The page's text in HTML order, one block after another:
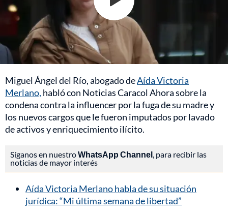
Miguel Ángel del Río, abogado deAída Victoria
Merlano, habló con Noticias Caracol Ahora sobre la
condena contra la influencer por la fuga de su madre y
los nuevos cargos que le fueron imputados por lavado
de activos y enriquecimiento ilícito.
Síganos en nuestroWhatsApp Channel, para recibir las
noticias de mayor interés
Aída Victoria Merlano habla de su situación
jurídica: “Mi última semana de libertad”